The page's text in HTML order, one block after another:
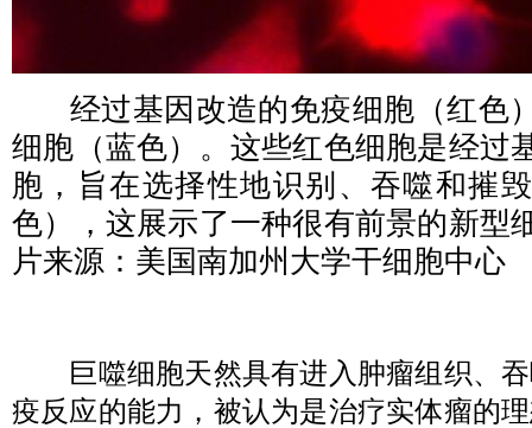
经过基因改造的免疫细胞（红色
细胞（蓝色）。这些红色细胞是经过
胞，旨在选择性地识别、吞噬和摧
色），这展示了一种很有前景的新型
片来源：美国南加州大学干细胞中心
巨噬细胞天然具有进入肿瘤组织、吞
疫反应的能力，被认为是治疗实体瘤的